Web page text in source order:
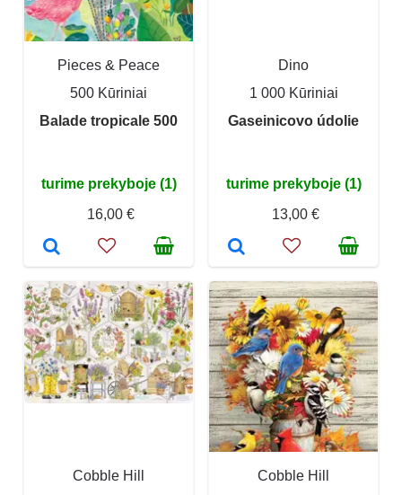
Pieces & Peace
500 Kūriniai
Balade tropicale 500
turime prekyboje (1)
16,00 €
Dino
1 000 Kūriniai
Gaseinicovo údolie
turime prekyboje (1)
13,00 €
Cobble Hill
Cobble Hill